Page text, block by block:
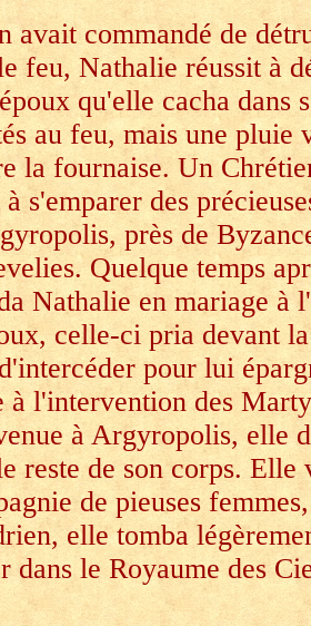
avait commandé de
feu, Nathalie réussit à
qu'elle cacha dans
au feu, mais une pluie
la fournaise. Un
s'emparer des
près de
Quelque temps
Nathalie en mariage à
celle-ci pria devant
pour lui
à l'intervention des
à Argyropolis, elle
reste de son corps. Elle
de pieuses
elle tomba
dans le Royaume des